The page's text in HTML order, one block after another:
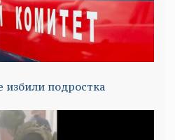
подростка